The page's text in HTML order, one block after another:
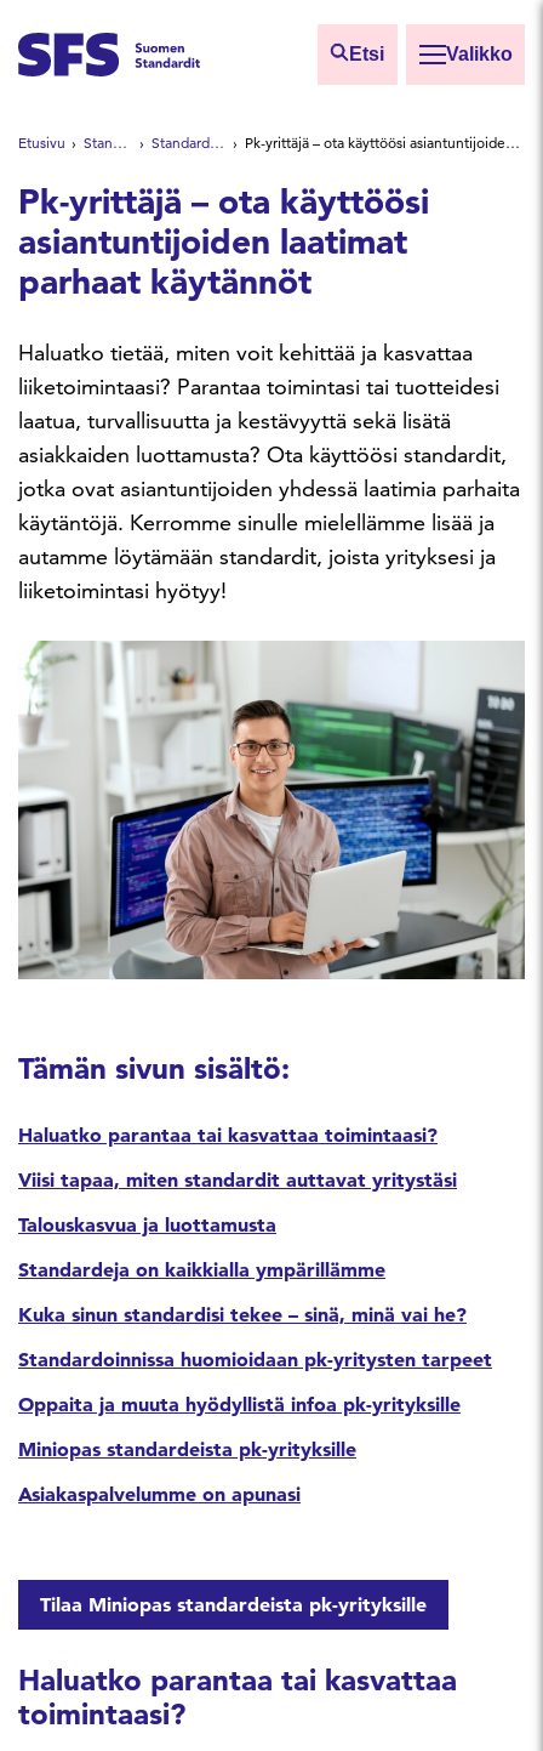
Etsi Valikko
Etsi sivuilta
Hae hakutermillä
Etusivu Standardeista Standardien hyödyt Pk-yrittäjä – ota käyttöösi asiantuntijoiden laatimat parhaat käytännöt
Pk-yrittäjä – ota käyttöösi
asiantuntijoiden laatimat
parhaat käytännöt
Haluatko tietää, miten voit kehittää ja kasvattaa
liiketoimintaasi? Parantaa toimintasi tai tuotteidesi
laatua, turvallisuutta ja kestävyyttä sekä lisätä
asiakkaiden luottamusta? Ota käyttöösi standardit,
jotka ovat asiantuntijoiden yhdessä laatimia parhaita
käytäntöjä. Kerromme sinulle mielellämme lisää ja
autamme löytämään standardit, joista yrityksesi ja
liiketoimintasi hyötyy!
Tämän sivun sisältö:
Haluatko parantaa tai kasvattaa toimintaasi?
Viisi tapaa, miten standardit auttavat yritystäsi
Talouskasvua ja luottamusta
Standardeja on kaikkialla ympärillämme
Kuka sinun standardisi tekee – sinä, minä vai he?
Standardoinnissa huomioidaan pk-yritysten tarpeet
Oppaita ja muuta hyödyllistä infoa pk-yrityksille
Miniopas standardeista pk-yrityksille
Asiakaspalvelumme on apunasi
Tilaa Miniopas standardeista pk-yrityksille
Haluatko parantaa tai kasvattaa
toimintaasi?